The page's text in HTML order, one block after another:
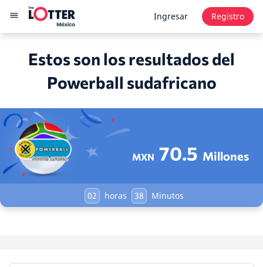
Ingresar Registro
Estos son los resultados del
Powerball sudafricano
MXN 70.5 Millones
02 horas 38 Minutos